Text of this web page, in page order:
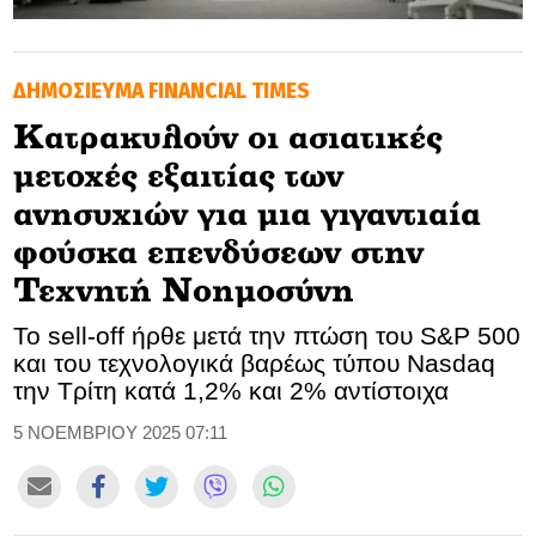
SOOZIE’S FRIENDS
CULTURE
TASTELAND
TECH
MEDIALAND
DRIVE
SPORTS
DIA Y NOCHE
ΔΗΜΟΣΙΕΥΜΑ FINANCIAL TIMES
Κατρακυλούν οι ασιατικές
μετοχές εξαιτίας των
ανησυχιών για μια γιγαντιαία
φούσκα επενδύσεων στην
Τεχνητή Νοημοσύνη
Το sell-off ήρθε μετά την πτώση του S&P 500
και του τεχνολογικά βαρέως τύπου Nasdaq
την Τρίτη κατά 1,2% και 2% αντίστοιχα
5 ΝΟΕΜΒΡΙΟΥ 2025 07:11